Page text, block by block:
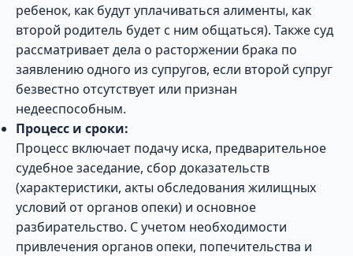
ребенок, как будут уплачиваться алименты, как
второй родитель будет с ним общаться). Также суд
рассматривает дела о расторжении брака по
заявлению одного из супругов, если второй супруг
безвестно отсутствует или признан
недееспособным.
Процесс и сроки:
Процесс включает подачу иска, предварительное
судебное заседание, сбор доказательств
(характеристики, акты обследования жилищных
условий от органов опеки) и основное
разбирательство. С учетом необходимости
привлечения органов опеки, попечительства и